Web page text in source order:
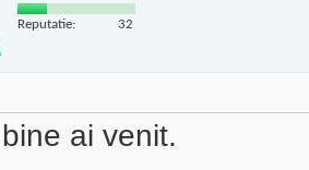
Reputatie: 32
ai venit.